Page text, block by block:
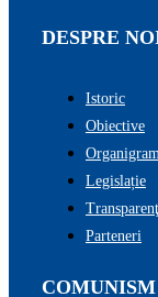
DESPRE
Istoric
Obiective
Legislație
Parteneri
COMUNISM